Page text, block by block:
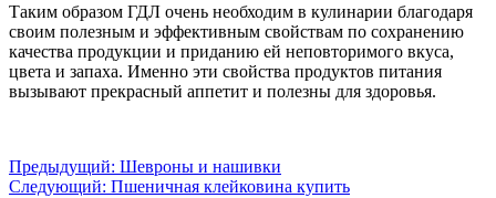
Таким образом ГДЛ очень необходим в кулинарии благодаря
своим полезным и эффективным свойствам по сохранению
качества продукции и приданию ей неповторимого вкуса,
цвета и запаха. Именно эти свойства продуктов питания
вызывают прекрасный аппетит и полезны для здоровья.
Предыдущий: Шевроны и нашивки
Следующий: Пшеничная клейковина купить